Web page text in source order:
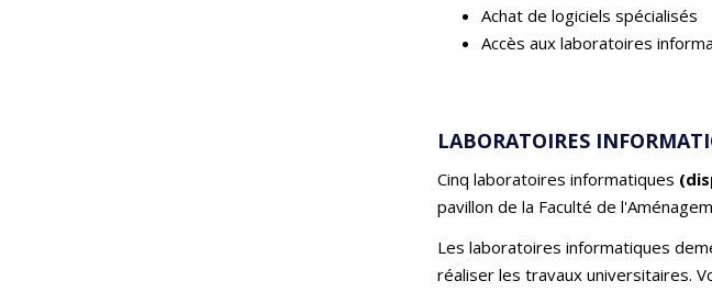
Achat de logiciels spécialisés
Accès aux laboratoires
LABORATOIRES
Cinq laboratoires informatiques
pavillon de la Faculté de
Les laboratoires informatiques
réaliser les travaux universitaires.